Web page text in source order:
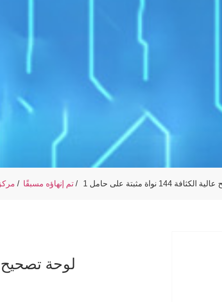
MPO/MTP تم إنهاؤه مسبقًا / /